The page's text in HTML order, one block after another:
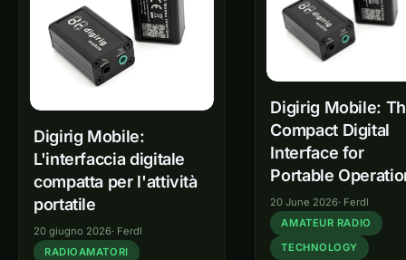
Problem elegant — alles
in…
Digirig Mobile:
L'interfaccia digitale
compatta per l'attività
portatile
20 giugno 2026· Ferdl
RADIOAMATORI
Digirig Mobile:
Compact Digital
Interface for
Portable
20 June 2026· Ferdl
AMATEUR RADIO
TECHNOLOGY